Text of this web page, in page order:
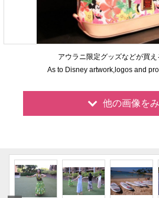
アウラニ限定グッズなどが買え
As to Disney artwork,logos and
他の画像を